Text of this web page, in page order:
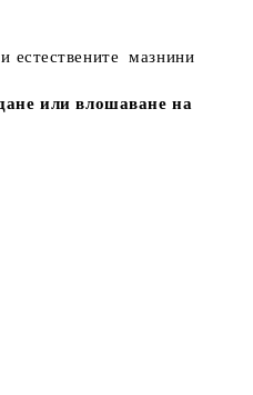
естествените мазнини
или влошаване на